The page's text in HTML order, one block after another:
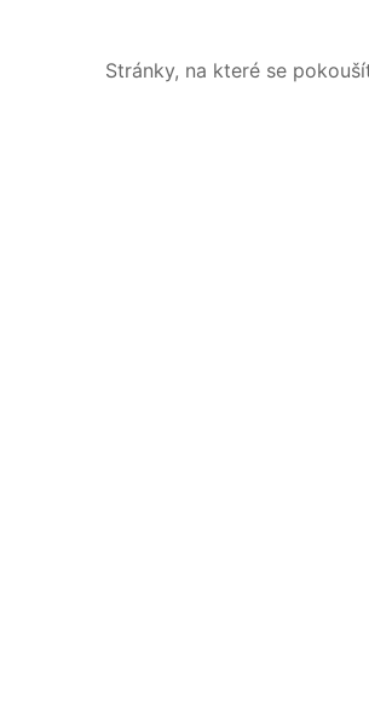
Stránky, na které se